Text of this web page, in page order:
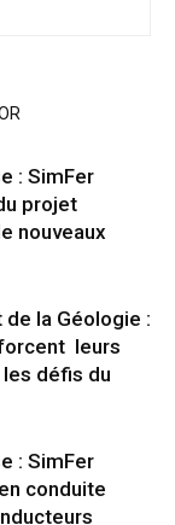
: SimFer
projet
nouveaux
la Géologie :
leurs
défis du
: SimFer
conduite